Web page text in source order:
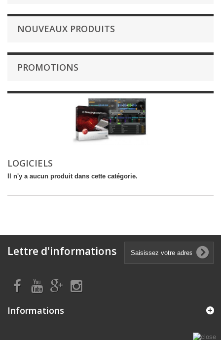
NOUVEAUX PRODUITS
PROMOTIONS
LOGICIELS
Il n'y a aucun produit dans cette catégorie.
Lettre d'informations
Informations